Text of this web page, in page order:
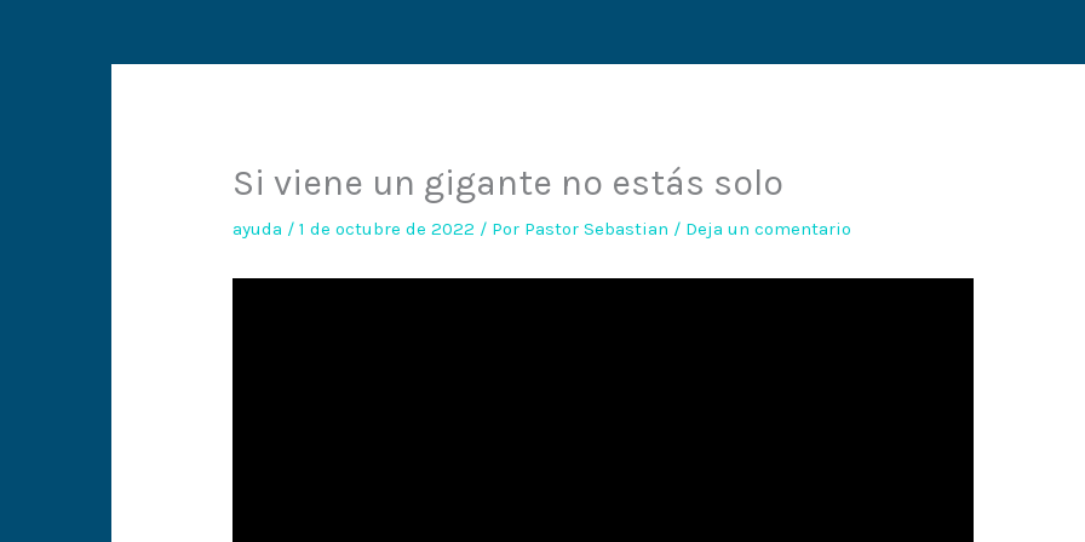
Si viene un gigante no estás solo
ayuda /1 de octubre de 2022 / Por Pastor Sebastian / Deja un comentario